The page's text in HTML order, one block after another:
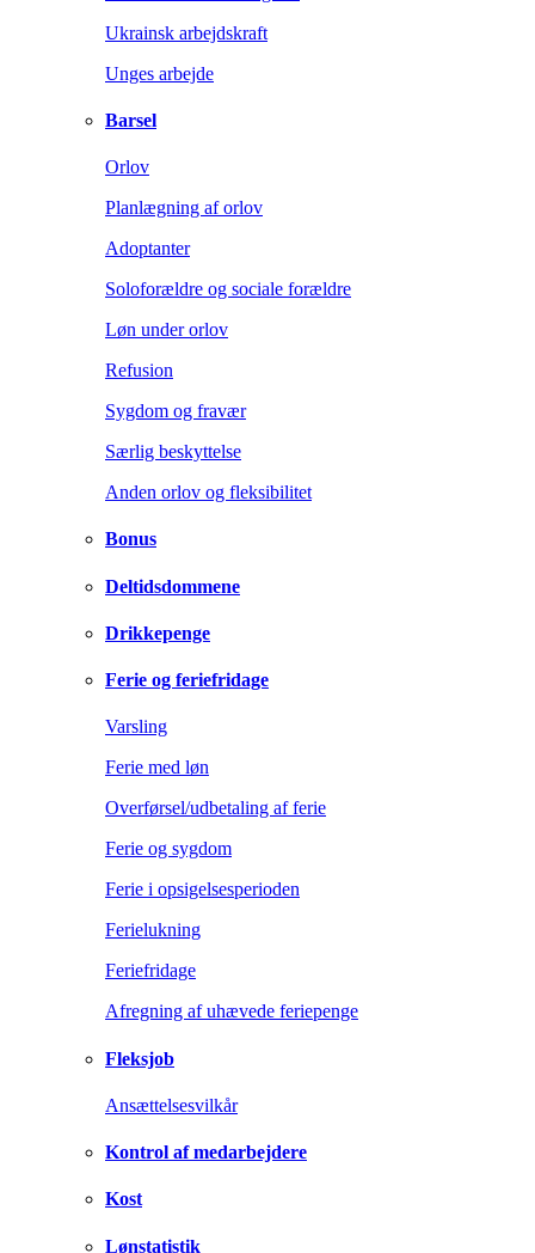
Ukrainsk arbejdskraft
Unges arbejde
Barsel
Orlov
Planlægning af orlov
Adoptanter
Soloforældre og sociale forældre
Løn under orlov
Refusion
Sygdom og fravær
Særlig beskyttelse
Anden orlov og fleksibilitet
Bonus
Deltidsdommene
Drikkepenge
Ferie og feriefridage
Varsling
Ferie med løn
Overførsel/udbetaling af ferie
Ferie og sygdom
Ferie i opsigelsesperioden
Ferielukning
Feriefridage
Afregning af uhævede feriepenge
Fleksjob
Ansættelsesvilkår
Kontrol af medarbejdere
Kost
Lønstatistik